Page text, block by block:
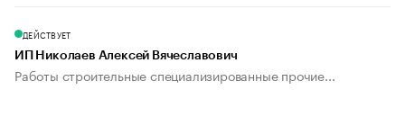
ДЕЙСТВУЕТ
ИП Николаев Алексей Вячеславович
Работы строительные специализированные прочие...